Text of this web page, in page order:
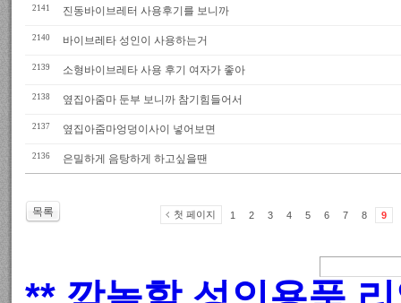
2141 진동바이브레터 사용후기를 보니까
2140 바이브레타 성인이 사용하는거
2139 소형바이브레타 사용 후기 여자가 좋아
2138 옆집아줌마 둔부 보니까 참기힘들어서
2137 옆집아줌마엉덩이사이 넣어보면
2136 은밀하게 음탕하게 하고싶을땐
목록 첫 페이지 1 2 3 4 5 6 7 8 9